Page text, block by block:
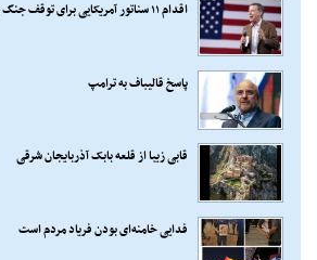
اقدام ۱۱ سناتور آمریکایی برای توقف جنگ با ایران
پاسخ قالیباف به ترامپ
قابی زیبا از قلعه بابک آذربایجان شرقی
فدایی خامنه‌ای بودن فریاد مردم است